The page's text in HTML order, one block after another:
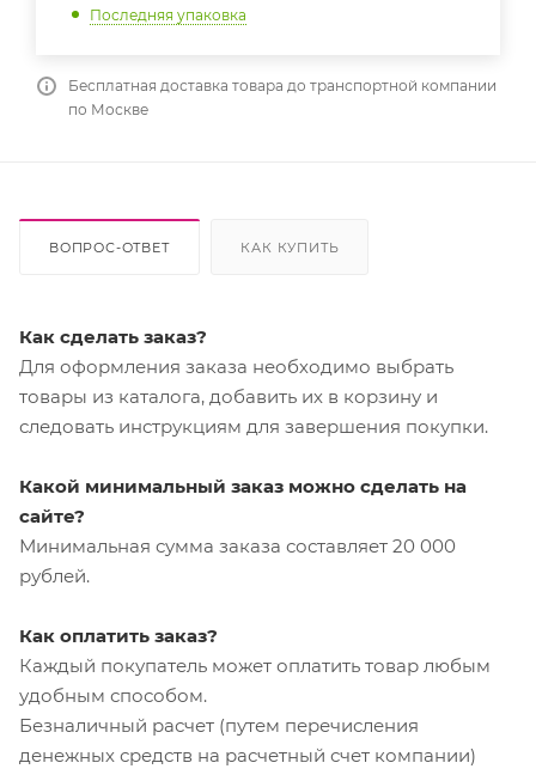
Последняя упаковка
Бесплатная доставка товара до транспортной компании
по Москве
ВОПРОС-ОТВЕТ КАК КУПИТЬ
Как сделать заказ?
Для оформления заказа необходимо выбрать
товары из каталога, добавить их в корзину и
следовать инструкциям для завершения покупки.
Какой минимальный заказ можно сделать на
сайте?
Минимальная сумма заказа составляет 20 000
рублей.
Как оплатить заказ?
Каждый покупатель может оплатить товар любым
удобным способом.
Безналичный расчет (путем перечисления
денежных средств на расчетный счет компании)